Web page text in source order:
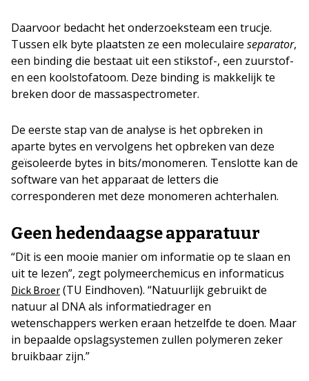
Daarvoor bedacht het onderzoeksteam een trucje.
Tussen elk byte plaatsten ze een moleculaire separator,
een binding die bestaat uit een stikstof-, een zuurstof-
en een koolstofatoom. Deze binding is makkelijk te
breken door de massaspectrometer.
De eerste stap van de analyse is het opbreken in
aparte bytes en vervolgens het opbreken van deze
geïsoleerde bytes in bits/monomeren. Tenslotte kan de
software van het apparaat de letters die
corresponderen met deze monomeren achterhalen.
Geen hedendaagse apparatuur
“Dit is een mooie manier om informatie op te slaan en
uit te lezen”, zegt polymeerchemicus en informaticus
Dick Broer (TU Eindhoven). “Natuurlijk gebruikt de
natuur al DNA als informatiedrager en
wetenschappers werken eraan hetzelfde te doen. Maar
in bepaalde opslagsystemen zullen polymeren zeker
bruikbaar zijn.”